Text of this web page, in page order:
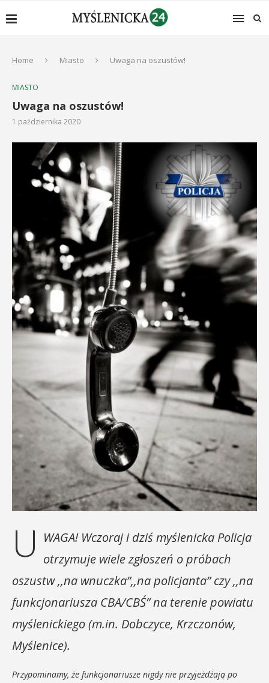
Home Miasto Uwaga na oszustów!
MIASTO
Uwaga na oszustów!
1 października 2020
U WAGA! Wczoraj i dziś myślenicka Policja
otrzymuje wiele zgłoszeń o próbach
oszustw ,,na wnuczka”,,na policjanta” czy ,,na
funkcjonariusza CBA/CBŚ” na terenie powiatu
myślenickiego (m.in. Dobczyce, Krzczonów,
Myślenice).
Przypominamy, że funkcjonariusze nigdy nie przyjeżdżają po